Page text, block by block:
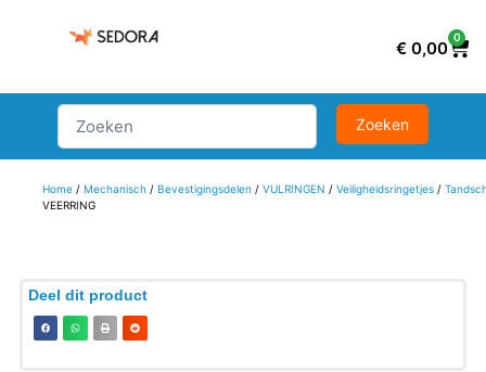
€ 0,00
0
Home/ Mechanisch/ Bevestigingsdelen / VULRINGEN / Veiligheidsringetjes/
VEERRING
Deel dit product